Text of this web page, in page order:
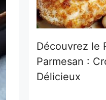
Découvrez le
Parmesan :
Délicieux